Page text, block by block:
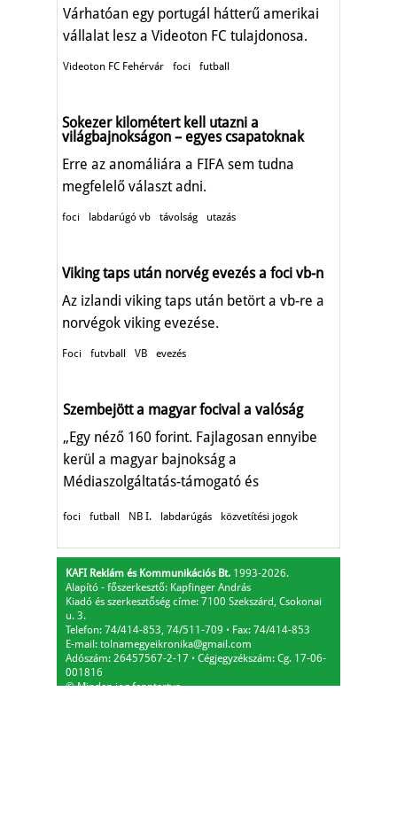
Várhatóan egy portugál hátterű amerikai
vállalat lesz a Videoton FC tulajdonosa.
Videoton FC Fehérvár foci futball
Sokezer kilométert kell utazni a
világbajnokságon – egyes csapatoknak
Erre az anomáliára a FIFA sem tudna
megfelelő választ adni.
foci labdarúgó vb távolság utazás
Viking taps után norvég evezés a foci vb-n
Az izlandi viking taps után betört a vb-re a
norvégok viking evezése.
Foci futvball VB evezés
Szembejött a magyar focival a valóság
„Egy néző 160 forint. Fajlagosan ennyibe
kerül a magyar bajnokság a
Médiaszolgáltatás-támogató és
foci futball NB I. labdarúgás közvetítési jogok
KAFI Reklám és Kommunikációs Bt. 1993-2026.
Alapító - főszerkesztő: Kapfinger András
Kiadó és szerkesztőség címe: 7100 Szekszárd, Csokonai
u. 3.
Telefon: 74/414-853, 74/511-709 ⋅ Fax: 74/414-853
E-mail: tolnamegyeikronika@gmail.com
Adószám: 26457567-2-17 ⋅ Cégjegyzékszám: Cg. 17-06-
001816
© Minden jog fenntartva.